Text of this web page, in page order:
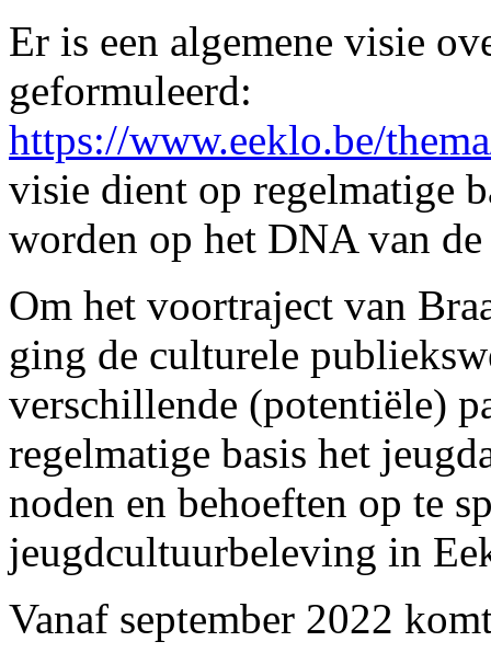
Er is een algemene visie
geformuleerd:
https://www.eeklo.be/
visie dient op regelmatige
worden op het DNA van
Om het voortraject van
ging de culturele
verschillende (potentiële)
regelmatige basis het
noden en behoeften op te
jeugdcultuurbeleving in
Vanaf september 2022